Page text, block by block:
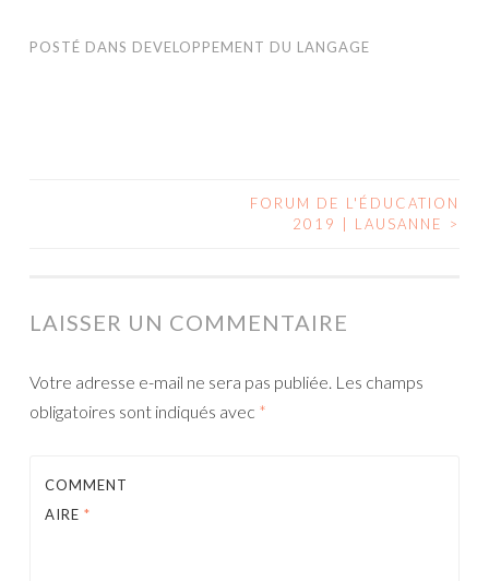
POSTÉ DANS DEVELOPPEMENT DU LANGAGE
ARTICLES
FORUM DE L'ÉDUCATION
2019 | LAUSANNE
>
LAISSER UN COMMENTAIRE
Votre adresse e-mail ne sera pas publiée. Les champs
obligatoires sont indiqués avec *
COMMENT
AIRE *